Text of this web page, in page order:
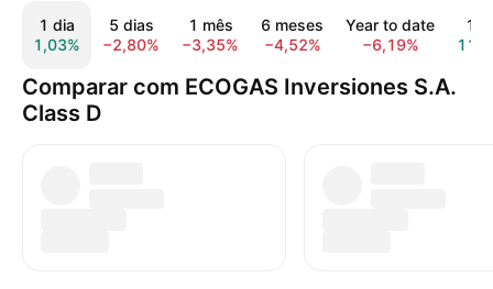
1 dia
1,03%
5 dias
−2,80%
1 mês
−3,35%
6 meses
−4,52%
Year to date
−6,19%
1
Comparar com ECOGAS Inversiones S.A.
Class D